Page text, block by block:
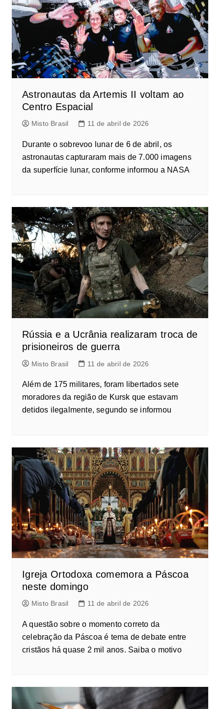
Astronautas da Artemis II voltam ao
Centro Espacial
Misto Brasil 11 de abril de 2026
Durante o sobrevoo lunar de 6 de abril, os
astronautas capturaram mais de 7.000 imagens
da superfície lunar, conforme informou a NASA
Rússia e a Ucrânia realizaram troca de
prisioneiros de guerra
Misto Brasil 11 de abril de 2026
Além de 175 militares, foram libertados sete
moradores da região de Kursk que estavam
detidos ilegalmente, segundo se informou
Igreja Ortodoxa comemora a Páscoa
neste domingo
Misto Brasil 11 de abril de 2026
A questão sobre o momento correto da
celebração da Páscoa é tema de debate entre
cristãos há quase 2 mil anos. Saiba o motivo